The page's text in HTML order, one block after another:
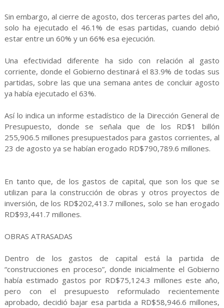
Sin embargo, al cierre de agosto, dos terceras partes del año,
solo ha ejecutado el 46.1% de esas partidas, cuando debió
estar entre un 60% y un 66% esa ejecución.
Una efectividad diferente ha sido con relación al gasto
corriente, donde el Gobierno destinará el 83.9% de todas sus
partidas, sobre las que una semana antes de concluir agosto
ya había ejecutado el 63%.
Así lo indica un informe estadístico de la Dirección General de
Presupuesto, donde se señala que de los RD$1 billón
255,906.5 millones presupuestados para gastos corrientes, al
23 de agosto ya se habían erogado RD$790,789.6 millones.
En tanto que, de los gastos de capital, que son los que se
utilizan para la construcción de obras y otros proyectos de
inversión, de los RD$202,413.7 millones, solo se han erogado
RD$93,441.7 millones.
OBRAS ATRASADAS
Dentro de los gastos de capital está la partida de
“construcciones en proceso”, donde inicialmente el Gobierno
había estimado gastos por RD$75,124.3 millones este año,
pero con el presupuesto reformulado recientemente
aprobado, decidió bajar esa partida a RD$58,946.6 millones,